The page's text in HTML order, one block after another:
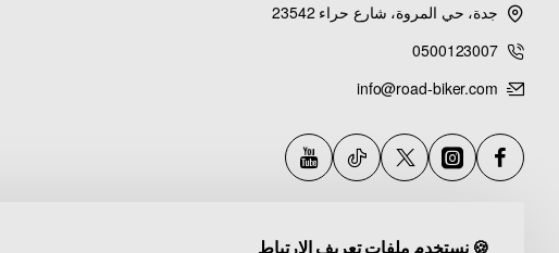
🍪 نستخدم ملفات تعريف الارتباط
جدة، حي المروة، شارع حراء 23542
0500123007
info@road-biker.com